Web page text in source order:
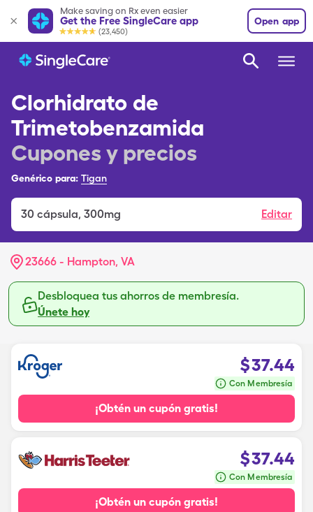
Make saving on Rx even easier
Get the Free SingleCare app
(23,450)
Open app
Clorhidrato de
Trimetobenzamida
Cupones y precios
Genérico para: Tigan
30 cápsula, 300mg Editar
23666 - Hampton, VA
Desbloquea tus ahorros de membresía.
Únete hoy
$37.44
Con Membresía
¡Obtén un cupón gratis!
$37.44
Con Membresía
¡Obtén un cupón gratis!